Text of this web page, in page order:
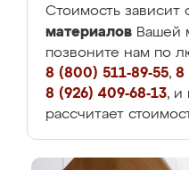
Стоимость зависит
материалов Вашей
позвоните нам по
8 (800) 511-89-55, 8
8 (926) 409-68-13, и
рассчитает